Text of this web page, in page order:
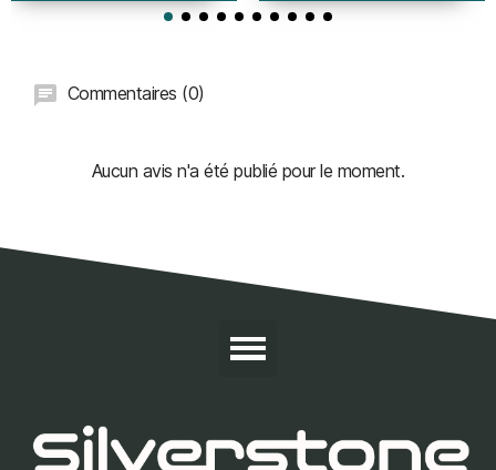
Commentaires (0)
Aucun avis n'a été publié pour le moment.